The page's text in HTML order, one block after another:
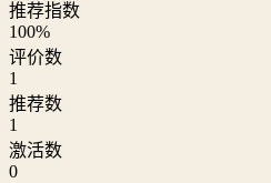
推荐指数
100%
评价数
1
推荐数
1
激活数
0